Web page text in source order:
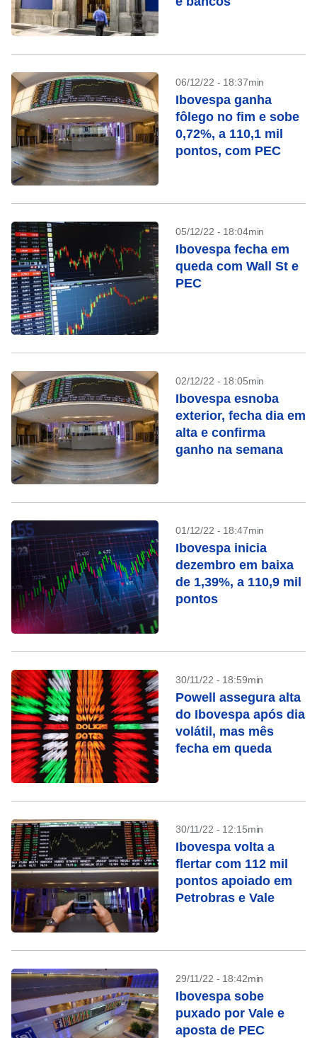
06/12/22 - 18:37min
Ibovespa ganha
fôlego no fim e sobe
0,72%, a 110,1 mil
pontos, com PEC
05/12/22 - 18:04min
Ibovespa fecha em
queda com Wall St e
PEC
02/12/22 - 18:05min
Ibovespa esnoba
exterior, fecha dia em
alta e confirma
ganho na semana
01/12/22 - 18:47min
Ibovespa inicia
dezembro em baixa
de 1,39%, a 110,9 mil
pontos
30/11/22 - 18:59min
Powell assegura alta
do Ibovespa após dia
volátil, mas mês
fecha em queda
30/11/22 - 12:15min
Ibovespa volta a
flertar com 112 mil
pontos apoiado em
Petrobras e Vale
29/11/22 - 18:42min
Ibovespa sobe
puxado por Vale e
aposta de PEC